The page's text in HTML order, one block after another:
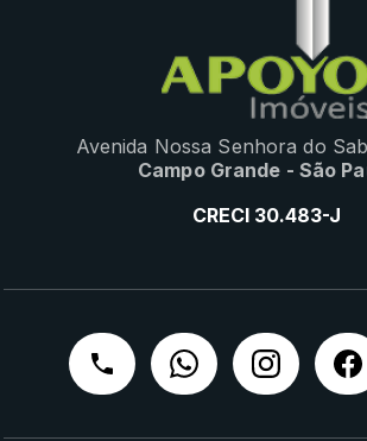
Avenida Nossa Senhora do
Campo Grande - São
CRECI 30.483-J